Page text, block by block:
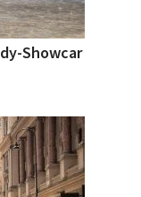
Showcar